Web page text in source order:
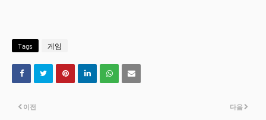
Tags 게임
다음
이전